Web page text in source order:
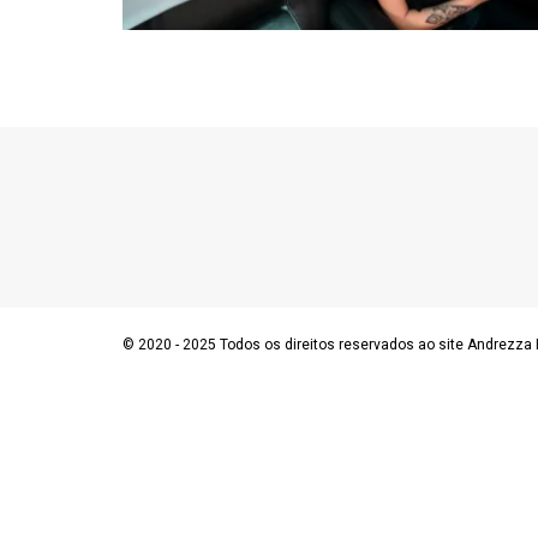
© 2020 - 2025 Todos os direitos reservados ao site Andrezza